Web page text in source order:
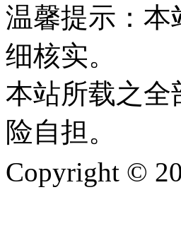
温馨提示：本
细核实。
本站所载之全
险自担。
Copyright ©